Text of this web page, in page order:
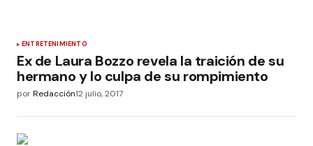
ENTRETENIMIENTO
Ex de Laura Bozzo revela la traición de su
hermano y lo culpa de su rompimiento
porRedacción12 julio, 2017